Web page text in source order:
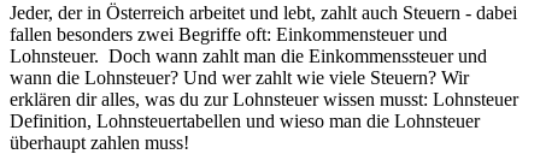
Jeder, der in Österreich arbeitet und lebt, zahlt auch Steuern - dabei
fallen besonders zwei Begriffe oft: Einkommensteuer und
Lohnsteuer. Doch wann zahlt man die Einkommenssteuer und
wann die Lohnsteuer? Und wer zahlt wie viele Steuern? Wir
erklären dir alles, was du zur Lohnsteuer wissen musst: Lohnsteuer
Definition, Lohnsteuertabellen und wieso man die Lohnsteuer
überhaupt zahlen muss!